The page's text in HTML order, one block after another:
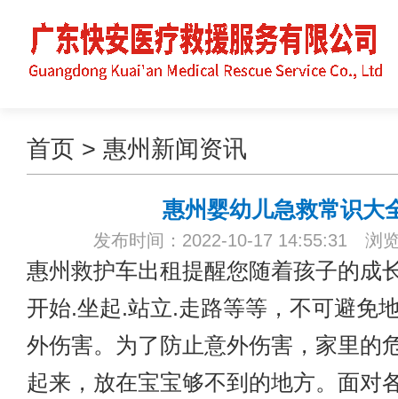
首页 > 惠州新闻资讯
惠州婴幼儿急救常识大
发布时间：2022-10-17 14:55:31 浏
惠州救护车出租 提醒您随着孩子的成
开始.坐起.站立.走路等等，不可避免
外伤害。为了防止意外伤害，家里的
起来，放在宝宝够不到的地方。面对